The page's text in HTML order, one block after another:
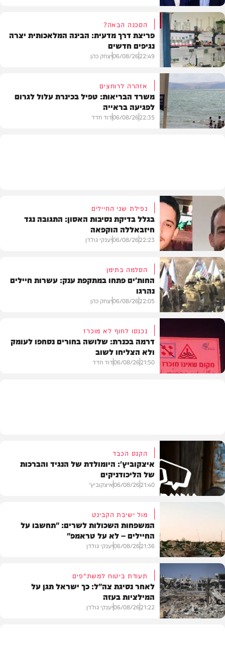
פוליטי
בריאות
הסכנה הבאה?
פריצת דרך מדעית: הבינה המלאכותית יצרה
נגיפים חדשים
22:49
06/08/26יצחק כהן
אזהרה לרוחצים
משרד הבריאות: טפיל בכינרת עלול לגרום
לפגיעה בראייה
22:35
06/08/26דוד חדד
צבא וביטחון
נפילת שני החיילים
בגלל בדיקת נסיבות האסון: התגובה נגד
חיזבאללה הוקפאה
22:23
06/08/26יענקי גולדן
בעולם
הסלמה בתימן
החות'ים פתחו במתקפת ענק: עשרות חיילים
נהרגו
22:05
06/08/26יצחק כהן
נכנסו לחוף לא מוכרז
דרמה בכנרת: שלושה בחורים נסחפו לעומק
ולא הצליחו לשוב
21:50
06/08/26דוד חדד
חדשות
הקנס הכבד
איצקוביץ': היומולדת של הנגיד והברכות
של הליכודניקים
21:40
06/08/26איצקוביץ'
צבא וביטחון
מול ישיבת הקבינט
המשפחות השכולות לשרים: "תחשבו על
החיילים – לא על טראמפ"
21:36
06/08/26יענקי גולדן
תעודת ביטוח למשת"פים
לאחר נסיגת צה"ל: כך ישראל תגן על
המילציות בעזה
21:22
06/08/26יענקי גולדן